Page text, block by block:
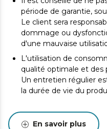
période de garantie,
Le client sera
dommage ou
d'une mauvaise
L'utilisation de
qualité optimale et des
Un entretien régulier
la durée de vie du
En savoir plus